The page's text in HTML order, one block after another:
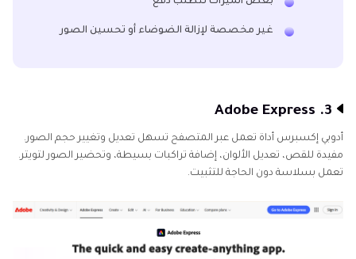
غير مخصصة لإزالة الضوضاء أو تحسين الصور
3. Adobe Express
أدوبي إكسبرس أداة تعمل عبر المتصفح تسهل تعديل وتغيير حجم الصور.
مفيدة للقص، تعديل الألوان، إضافة تراكبات بسيطة، وتحضير الصور لتويتر.
تعمل بسلاسة دون الحاجة للتثبيت.